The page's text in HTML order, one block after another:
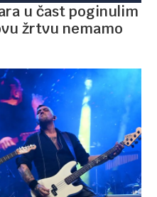
u čast poginulim
žrtvu nemamo